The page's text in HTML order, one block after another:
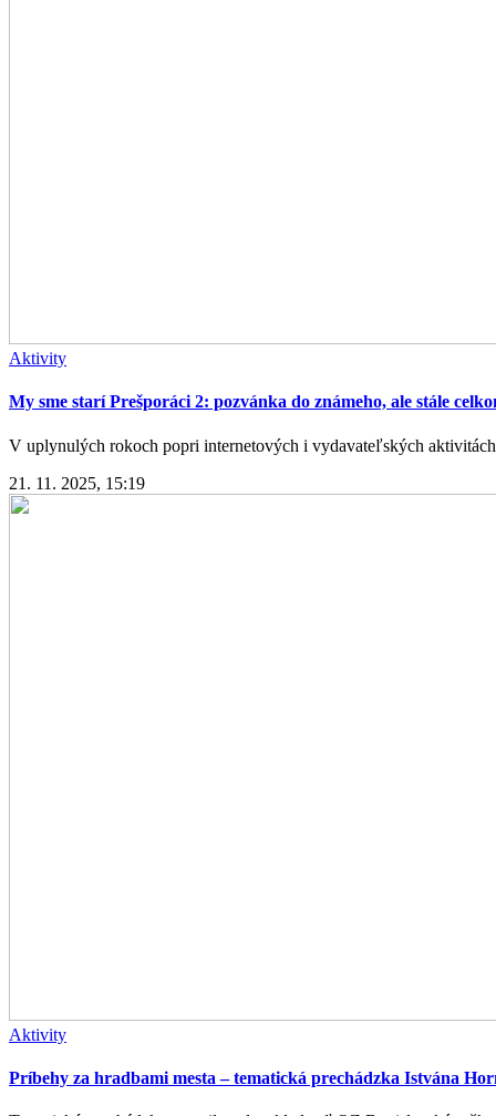
Aktivity
My sme starí Prešporáci 2: pozvánka do známeho, ale stále
V uplynulých rokoch popri internetových i vydavateľských
21. 11. 2025, 15:19
Aktivity
Príbehy za hradbami mesta – tematická prechádzka Istvána